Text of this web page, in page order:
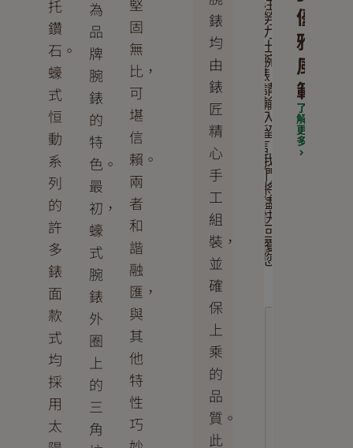
托
鑽
石。
蠔
式
恒
動
系
列
的
許
多
錶
面
款
式
均
採
用
太
為
品
牌
腕
錶
的
特
色。
最
初，
蠔
式
腕
錶
外
圈
上
的
三
角
固
無
比，
可
堪
信
賴。
兩
者
和
諧
融
匯，
與
其
他
特
性
巧
錶
均
由
錶
匠
精
心
手
工
組
裝，
並
確
保
上
乘
的
品
質。
此
注
勞
力
士
腕
錶。
請
輸
入
留
言，
我
們
將
儘
快
回
覆
您
優
雅
風
範
了
解
更
多